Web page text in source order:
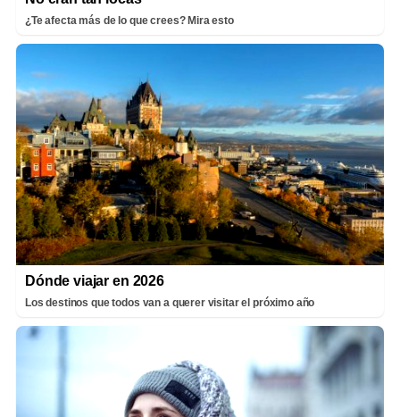
¿Te afecta más de lo que crees? Mira esto
Dónde viajar en 2026
Los destinos que todos van a querer visitar el próximo año